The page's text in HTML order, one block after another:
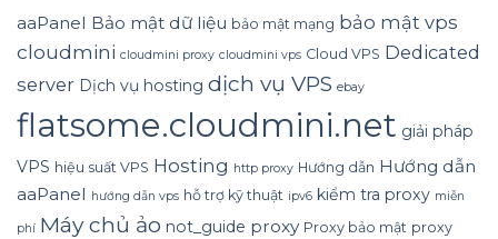
aaPanel Bảo mật dữ liệu bảo mật mạng bảo mật vps
cloudmini cloudmini proxy cloudmini vps Cloud VPS Dedicated
server Dịch vụ hosting dịch vụ VPS ebay
flatsome.cloudmini.net giải pháp
VPS hiệu suất VPS Hosting http proxy Hướng dẫn Hướng dẫn
aaPanel hướng dẫn vps hỗ trợ kỹ thuật ipv6 kiểm tra proxy miễn
phí Máy chủ ảo not_guide proxy Proxy bảo mật proxy